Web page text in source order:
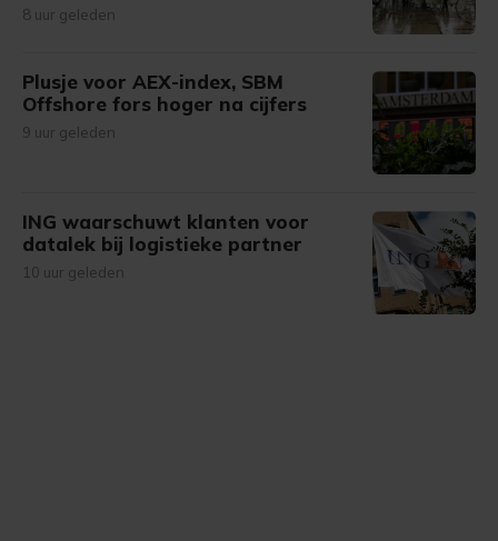
8 uur geleden
Plusje voor AEX-index, SBM
Offshore fors hoger na cijfers
9 uur geleden
ING waarschuwt klanten voor
datalek bij logistieke partner
10 uur geleden